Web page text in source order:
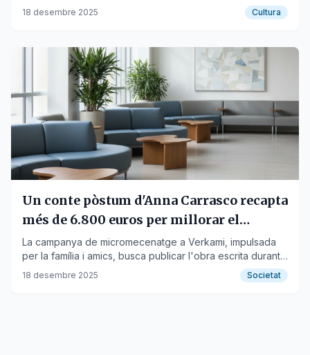
Barberà.
18 desembre 2025 Cultura
Un conte pòstum d'Anna Carrasco recapta
més de 6.800 euros per millorar el
confort oncològic
La campanya de micromecenatge a Verkami, impulsada
per la família i amics, busca publicar l'obra escrita durant
la seva lluita contra el càncer.
18 desembre 2025 Societat